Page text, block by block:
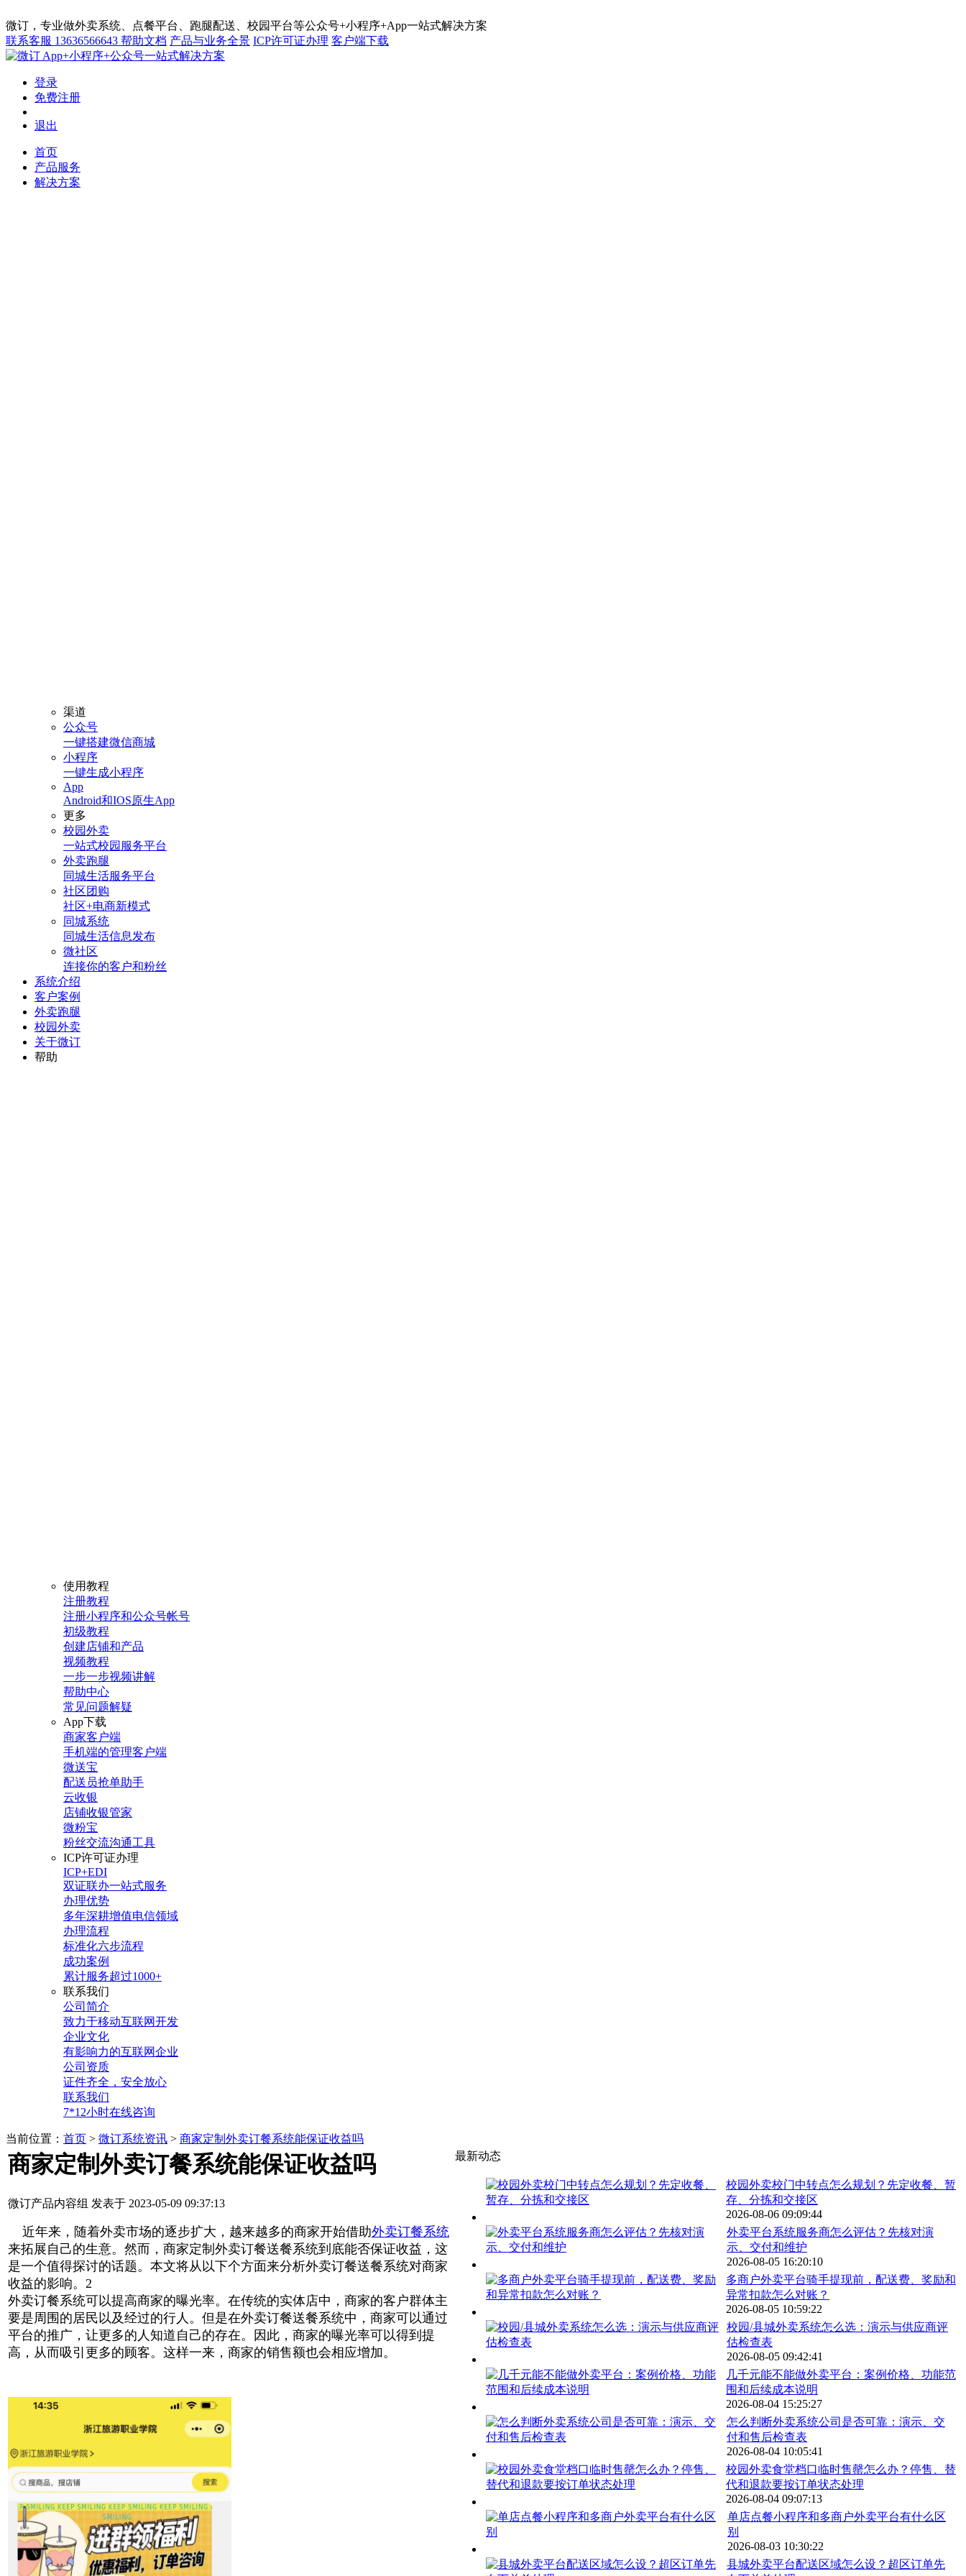
微订，专业做外卖系统、点餐平台、跑腿配送、校园平台等公众号+小程序+App一站式解决方案
联系客服 13636566643 帮助文档 产品与业务全景 ICP许可证办理 客户端下载
App+小程序+公众号一站式解决方案
登录
免费注册
退出
首页
产品服务
解决方案
渠道
公众号
一键搭建微信商城
小程序
一键生成小程序
App
Android和IOS原生App
更多
校园外卖
一站式校园服务平台
外卖跑腿
同城生活服务平台
社区团购
社区+电商新模式
同城系统
同城生活信息发布
微社区
连接你的客户和粉丝
系统介绍
客户案例
外卖跑腿
校园外卖
关于微订
帮助
使用教程
注册教程
注册小程序和公众号帐号
初级教程
创建店铺和产品
视频教程
一步一步视频讲解
帮助中心
常见问题解疑
App下载
商家客户端
手机端的管理客户端
微送宝
配送员抢单助手
云收银
店铺收银管家
微粉宝
粉丝交流沟通工具
ICP许可证办理
ICP+EDI
双证联办一站式服务
办理优势
多年深耕增值电信领域
办理流程
标准化六步流程
成功案例
累计服务超过1000+
联系我们
公司简介
致力于移动互联网开发
企业文化
有影响力的互联网企业
公司资质
证件齐全，安全放心
联系我们
7*12小时在线咨询
当前位置： 首页 > 微订系统资讯 > 商家定制外卖订餐系统能保证收益吗
商家定制外卖订餐系统能保证收益吗
微订产品内容组 发表于 2023-05-09 09:37:13
近年来，随着外卖市场的逐步扩大，越来越多的商家开始借助外卖订餐系统
来拓展自己的生意。然而，商家定制外卖订餐送餐系统到底能否保证收益，这
是一个值得探讨的话题。本文将从以下个方面来分析外卖订餐送餐系统对商家
收益的影响。2
外卖订餐系统可以提高商家的曝光率。在传统的实体店中，商家的客户群体主
要是周围的居民以及经过的行人。但是在外卖订餐送餐系统中，商家可以通过
平台的推广，让更多的人知道自己的存在。因此，商家的曝光率可以得到提
高，从而吸引更多的顾客。这样一来，商家的销售额也会相应增加。
最新动态
校园外卖校门中转点怎么规划？先定收餐、暂
存、分拣和交接区
2026-08-06 09:09:44
外卖平台系统服务商怎么评估？先核对演
示、交付和维护
2026-08-05 16:20:10
多商户外卖平台骑手提现前，配送费、奖励和
异常扣款怎么对账？
2026-08-05 10:59:22
校园/县城外卖系统怎么选：演示与供应商评
估检查表
2026-08-05 09:42:41
几千元能不能做外卖平台：案例价格、功能范
围和后续成本说明
2026-08-04 15:25:27
怎么判断外卖系统公司是否可靠：演示、交
付和售后检查表
2026-08-04 10:05:41
校园外卖食堂档口临时售罄怎么办？停售、替
代和退款要按订单状态处理
2026-08-04 09:07:13
单店点餐小程序和多商户外卖平台有什么区
别
2026-08-03 10:30:22
县城外卖平台配送区域怎么设？超区订单先